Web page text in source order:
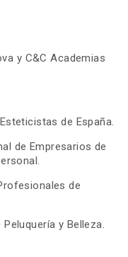
y C&C Academias
de España.
de Empresarios de
de
y Belleza.